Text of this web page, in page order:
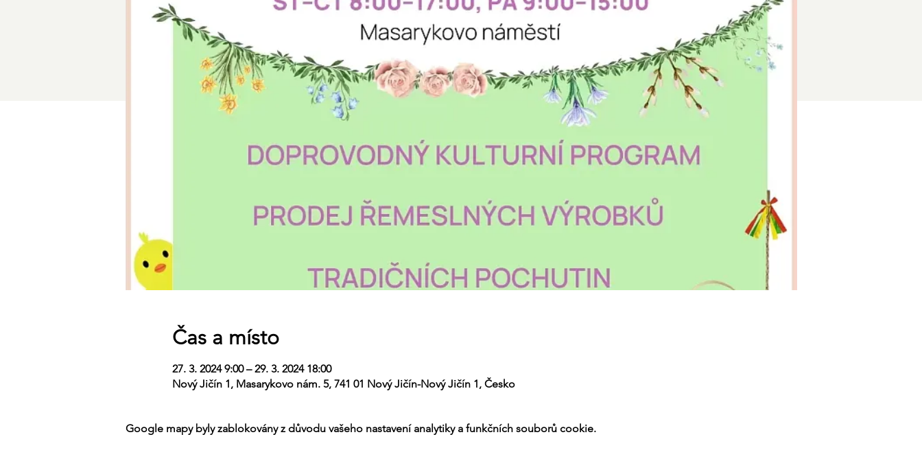
Čas a místo
27. 3. 2024 9:00 – 29. 3. 2024 18:00
Nový Jičín 1, Masarykovo nám. 5, 741 01 Nový Jičín-Nový Jičín 1, Česko
Google mapy byly zablokovány z důvodu vašeho nastavení analytiky a funkčních souborů cookie.